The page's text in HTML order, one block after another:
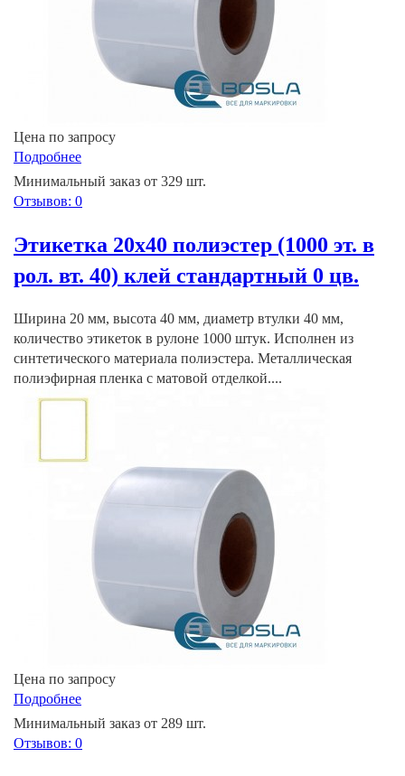
Цена по запросу
Подробнее
Минимальный заказ от 329 шт.
Отзывов: 0
Этикетка 20х40 полиэстер (1000 эт. в
рол. вт. 40) клей стандартный 0 цв.
Ширина 20 мм, высота 40 мм, диаметр втулки 40 мм,
количество этикеток в рулоне 1000 штук. Исполнен из
синтетического материала полиэстера. Металлическая
полиэфирная пленка с матовой отделкой....
Цена по запросу
Подробнее
Минимальный заказ от 289 шт.
Отзывов: 0